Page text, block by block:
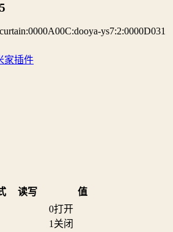
ys7:2:0000D031
家插件
读写 值
0打开
1 关闭